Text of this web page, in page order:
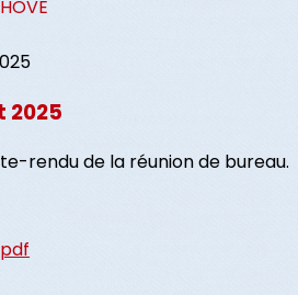
2025
rendu de la réunion de bureau.